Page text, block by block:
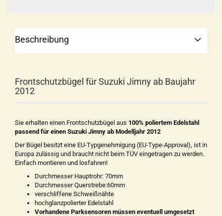
Beschreibung
Frontschutzbügel für Suzuki Jimny ab Baujahr
2012
Sie erhalten einen Frontschutzbügel aus 100% poliertem Edelstahl
passend für einen Suzuki Jimny ab Modelljahr 2012
Der Bügel besitzt eine EU-Typgenehmigung (EU-Type-Approval), ist in
Europa zulässig und braucht nicht beim TÜV eingetragen zu werden.
Einfach montieren und losfahren!
Durchmesser Hauptrohr: 70mm
Durchmesser Querstrebe:60mm
verschliffene Schweißnähte
hochglanzpolierter Edelstahl
Vorhandene Parksensoren müssen eventuell umgesetzt